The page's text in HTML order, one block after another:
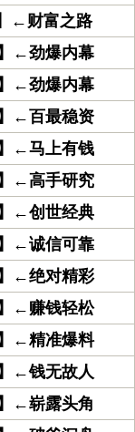
←财富之路
←劲爆内幕
←劲爆内幕
←百最稳资
←马上有钱
】←高手研究
←创世经典
←诚信可靠
←绝对精彩
←赚钱轻松
←精准爆料
←钱无故人
←崭露头角